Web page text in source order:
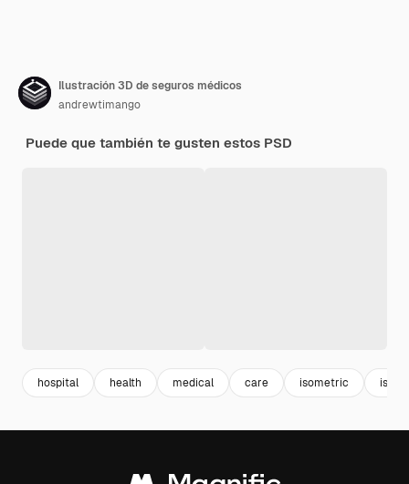
Ilustración 3D de seguros médicos
andrewtimango
Puede que también te gusten estos PSD
hospital health medical care isometric